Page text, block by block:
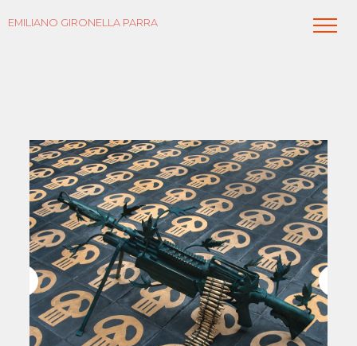
EMILIANO GIRONELLA PARRA